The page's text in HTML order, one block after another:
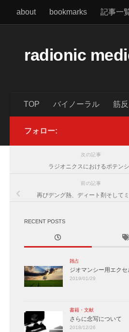
コンテンツへスキップ
about bookmarks 記事一
radionic
TOP バイノーラル 筋
フォロー:
次の記事
ラジオニクスにおけるポテン
前の記事
再びデング熱、ディート剤そして
RECENT POSTS
雑占
ジオマンシー用エクセ
2019/01/29
書籍・文献
さらに念写について
2018/12/26